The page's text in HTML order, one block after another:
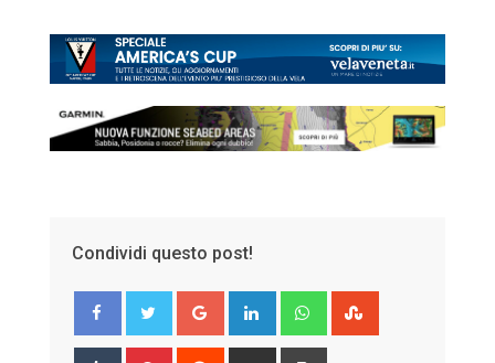
Condividi questo post!
Google+ LinkedIn Whatsapp